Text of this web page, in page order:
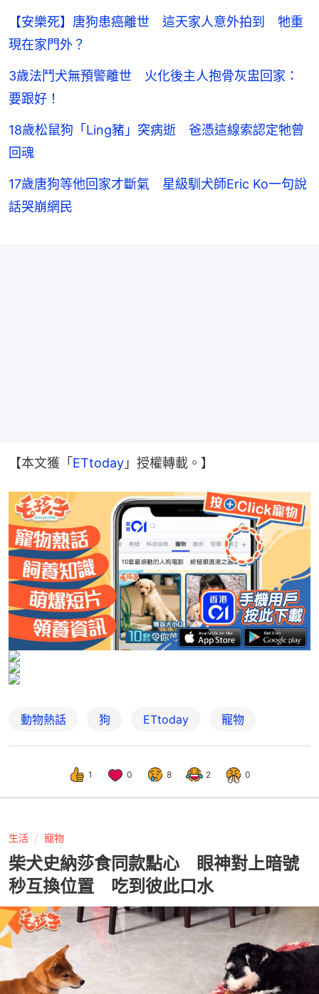
【安樂死】唐狗患癌離世 這天家人意外拍到 牠重
現在家門外？
3歲法鬥犬無預警離世 火化後主人抱骨灰盅回家：
要跟好！
18歲松鼠狗「Ling豬」突病逝 爸憑這線索認定牠曾
回魂
17歲唐狗等他回家才斷氣 星級馴犬師Eric Ko一句說
話哭崩網民
【本文獲「 ETtoday 」授權轉載。】
動物熱話 狗 ETtoday 寵物
1 0 8 2 0
生活 寵物
柴犬史納莎食同款點心 眼神對上暗號
秒互換位置 吃到彼此口水